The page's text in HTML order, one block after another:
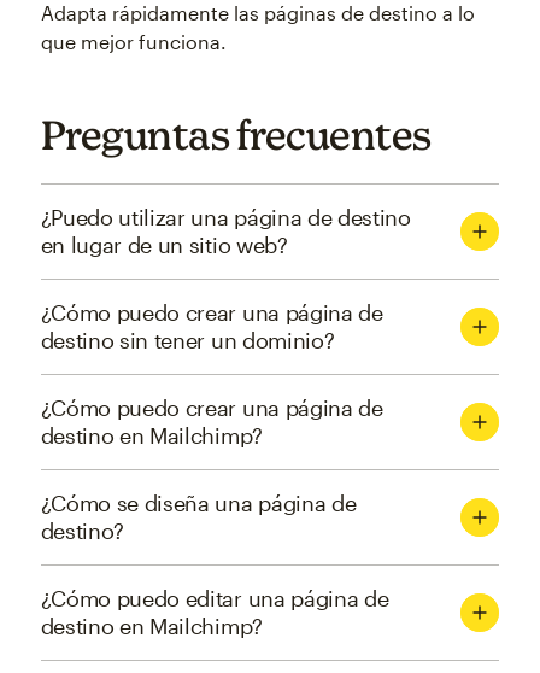
Adapta rápidamente las páginas de destino a lo
que mejor funciona.
Preguntas frecuentes
¿Puedo utilizar una página de destino
en lugar de un sitio web?
¿Cómo puedo crear una página de
destino sin tener un dominio?
¿Cómo puedo crear una página de
destino en Mailchimp?
¿Cómo se diseña una página de
destino?
¿Cómo puedo editar una página de
destino en Mailchimp?